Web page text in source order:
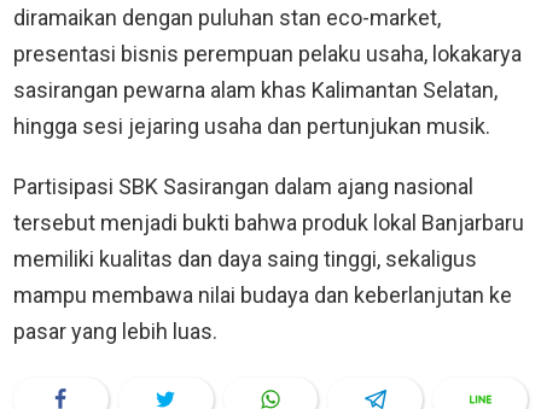
diramaikan dengan puluhan stan eco-market,
presentasi bisnis perempuan pelaku usaha, lokakarya
sasirangan pewarna alam khas Kalimantan Selatan,
hingga sesi jejaring usaha dan pertunjukan musik.
Partisipasi SBK Sasirangan dalam ajang nasional
tersebut menjadi bukti bahwa produk lokal Banjarbaru
memiliki kualitas dan daya saing tinggi, sekaligus
mampu membawa nilai budaya dan keberlanjutan ke
pasar yang lebih luas.